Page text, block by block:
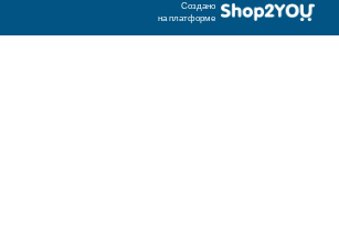
Создано
на платформе